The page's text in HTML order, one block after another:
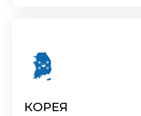
КОРЕЯ